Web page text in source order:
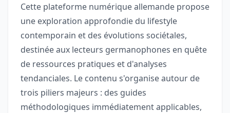
Cette plateforme numérique allemande propose
une exploration approfondie du lifestyle
contemporain et des évolutions sociétales,
destinée aux lecteurs germanophones en quête
de ressources pratiques et d'analyses
tendanciales. Le contenu s'organise autour de
trois piliers majeurs : des guides
méthodologiques immédiatement applicables,